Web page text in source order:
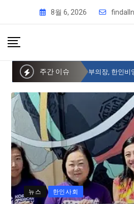
8월 6, 2026
주간 이슈
뉴욕시의회 샌드라 황 부의장, 한인비
뉴스 한인사회